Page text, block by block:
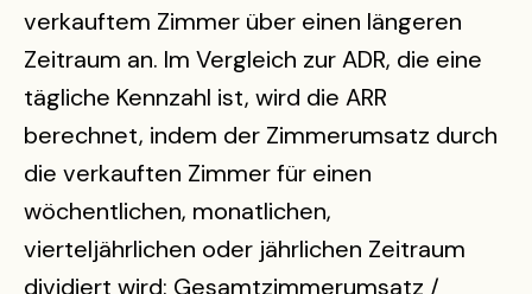
verkauftem Zimmer über einen längeren
Zeitraum an. Im Vergleich zur ADR, die eine
tägliche Kennzahl ist, wird die ARR
berechnet, indem der Zimmerumsatz durch
die verkauften Zimmer für einen
wöchentlichen, monatlichen,
vierteljährlichen oder jährlichen Zeitraum
dividiert wird: Gesamtzimmerumsatz /